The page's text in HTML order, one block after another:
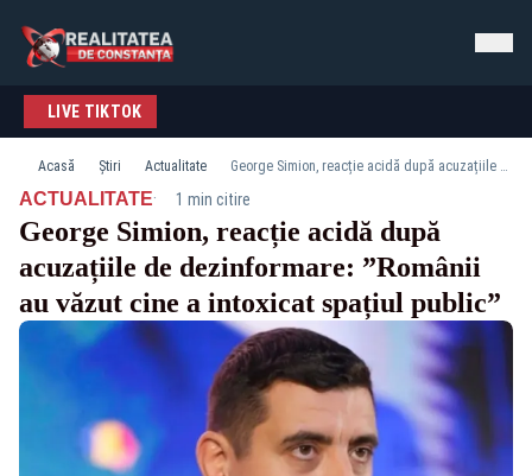
LIVE TIKTOK
Acasă Știri Actualitate George Simion, reacție acidă după acuzațiile de dezinformare: ”Românii au văzut cine a intoxicat spațiul public”
ACTUALITATE· 1 min citire
George Simion, reacție acidă după
acuzațiile de dezinformare: ”Românii
au văzut cine a intoxicat spațiul public”